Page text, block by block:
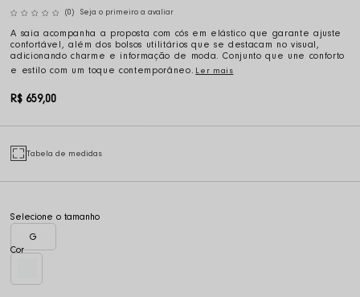
(0) Seja o primeiro a avaliar
A saia acompanha a proposta com cós em elástico que garante ajuste
confortável, além dos bolsos utilitários que se destacam no visual,
adicionando charme e informação de moda. Conjunto que une conforto
e estilo com um toque contemporâneo. Ler mais
R$ 659,00
Tabela de medidas
G